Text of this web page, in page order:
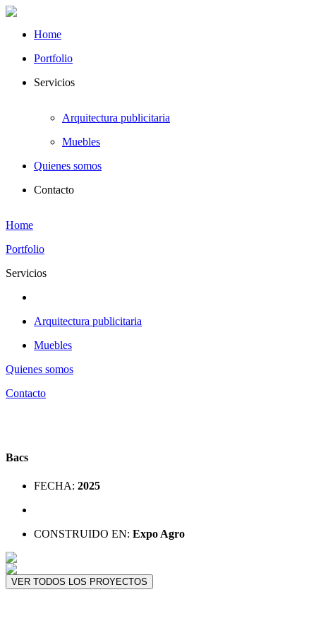
Home
Portfolio
Servicios
Arquitectura publicitaria
Muebles
Quienes somos
Contacto
Home
Portfolio
Servicios
Arquitectura publicitaria
Muebles
Quienes somos
Contacto
Bacs
FECHA: 2025
CONSTRUIDO EN: Expo Agro
VER TODOS LOS PROYECTOS